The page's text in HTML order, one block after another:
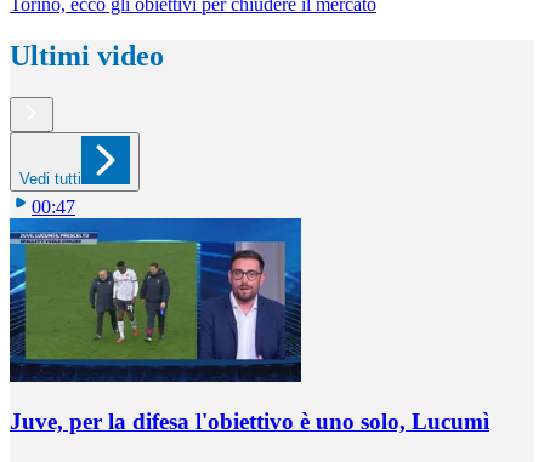
Torino, ecco gli obiettivi per chiudere il mercato
Ultimi video
Vedi tutti
00:47
Juve, per la difesa l'obiettivo è uno solo, Lucumì